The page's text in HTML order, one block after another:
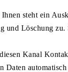
steht ein
und Löschung
Kanal
Daten